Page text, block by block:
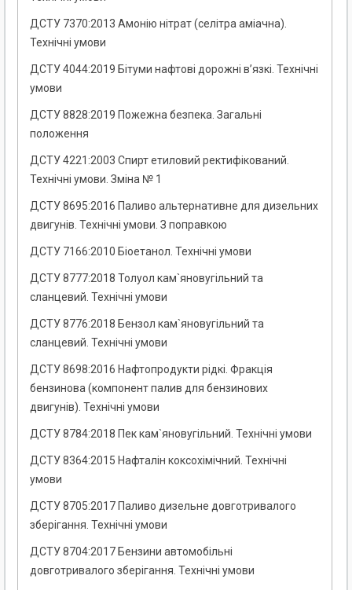
ДСТУ 7370:2013 Амонію нітрат (селітра аміачна).
Технічні умови
ДСТУ 4044:2019 Бітуми нафтові дорожні в’язкі. Технічні
умови
ДСТУ 8828:2019 Пожежна безпека. Загальні
положення
ДСТУ 4221:2003 Спирт етиловий ректифікований.
Технічні умови. Зміна № 1
ДСТУ 8695:2016 Паливо альтернативне для дизельних
двигунів. Технічні умови. З поправкою
ДСТУ 7166:2010 Біоетанол. Технічні умови
ДСТУ 8777:2018 Толуол кам`яновугільний та
сланцевий. Технічні умови
ДСТУ 8776:2018 Бензол кам`яновугільний та
сланцевий. Технічні умови
ДСТУ 8698:2016 Нафтопродукти рідкі. Фракція
бензинова (компонент палив для бензинових
двигунів). Технічні умови
ДСТУ 8784:2018 Пек кам`яновугільний. Технічні умови
ДСТУ 8364:2015 Нафталін коксохімічний. Технічні
умови
ДСТУ 8705:2017 Паливо дизельне довготривалого
зберігання. Технічні умови
ДСТУ 8704:2017 Бензини автомобільні
довготривалого зберігання. Технічні умови